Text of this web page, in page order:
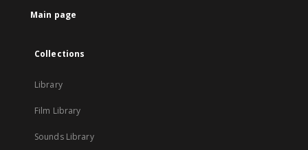
Main page
Collections
Library
Film Library
Sounds Library